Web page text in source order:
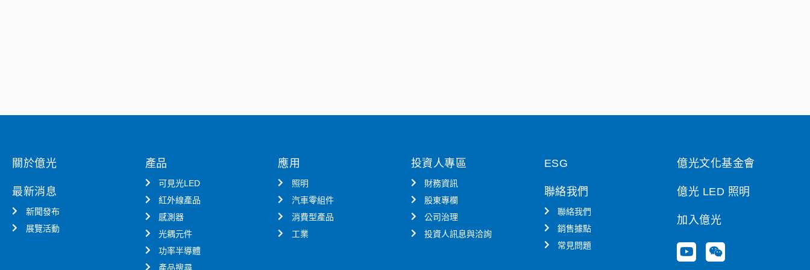
關於億光
最新消息
新聞發布
展覽活動
產品
可見光LED
紅外線產品
感測器
光耦元件
功率半導體
產品搜尋
應用
照明
汽車零組件
消費型產品
工業
投資人專區
財務資訊
股東專欄
公司治理
投資人訊息與洽詢
ESG
聯絡我們
聯絡我們
銷售據點
常見問題
億光文化基金會
億光 LED 照明
加入億光
Y
o
W
e